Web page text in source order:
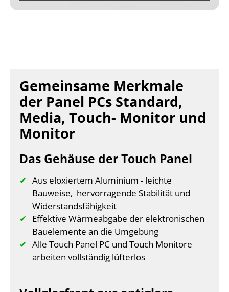
Gemeinsame Merkmale
der Panel PCs Standard,
Media, Touch- Monitor und
Monitor
Das Gehäuse der Touch Panel
Aus eloxiertem Aluminium - leichte
Bauweise, hervorragende Stabilität und
Widerstandsfähigkeit
Effektive Wärmeabgabe der elektronischen
Bauelemente an die Umgebung
Alle Touch Panel PC und Touch Monitore
arbeiten vollständig lüfterlos